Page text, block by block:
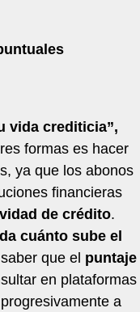
vida crediticia”,
formas es hacer
ya que los abonos
financieras
de crédito.
cuánto sube el
que el puntaje
en plataformas
a